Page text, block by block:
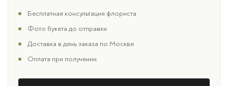
Бесплатная консультация флориста
Фото букета до отправки
Доставка в день заказа по Москве
Оплата при получении